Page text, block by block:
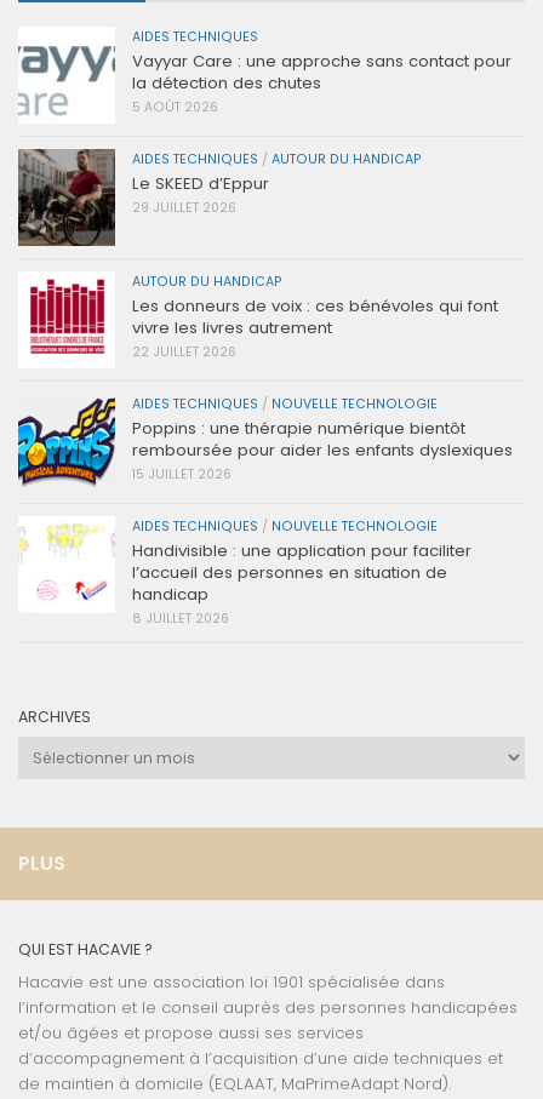
AIDES TECHNIQUES
Vayyar Care : une approche sans contact pour
la détection des chutes
5 AOÛT 2026
AIDES TECHNIQUES / AUTOUR DU HANDICAP
Le SKEED d’Eppur
29 JUILLET 2026
AUTOUR DU HANDICAP
Les donneurs de voix : ces bénévoles qui font
vivre les livres autrement
22 JUILLET 2026
AIDES TECHNIQUES / NOUVELLE TECHNOLOGIE
Poppins : une thérapie numérique bientôt
remboursée pour aider les enfants dyslexiques
15 JUILLET 2026
AIDES TECHNIQUES / NOUVELLE TECHNOLOGIE
Handivisible : une application pour faciliter
l’accueil des personnes en situation de
handicap
8 JUILLET 2026
ARCHIVES
Archives
PLUS
QUI EST HACAVIE ?
Hacavie est une association loi 1901 spécialisée dans
l’information et le conseil auprès des personnes handicapées
et/ou âgées et propose aussi ses services
d’accompagnement à l’acquisition d’une aide techniques et
de maintien à domicile (EQLAAT, MaPrimeAdapt Nord).